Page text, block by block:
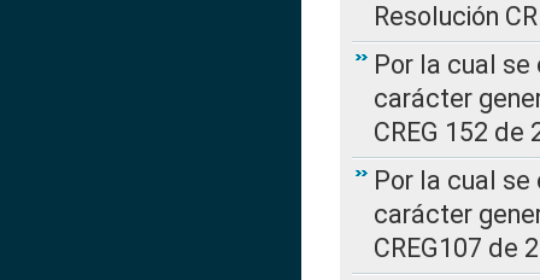
Resolución
Por la cual
carácter
CREG 152 de
Por la cual
carácter
CREG107 de